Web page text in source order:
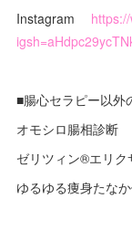
Instagram
■腸心セラピー以外
オモシロ腸相診断
ゼリツィン®︎エリク
ゆるゆる痩身たな